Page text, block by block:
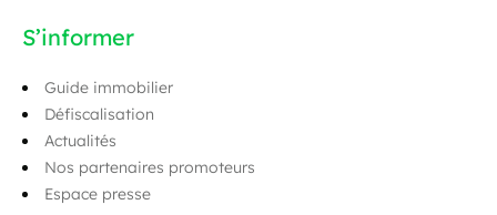
S’informer
Guide immobilier
Défiscalisation
Actualités
Nos partenaires promoteurs
Espace presse